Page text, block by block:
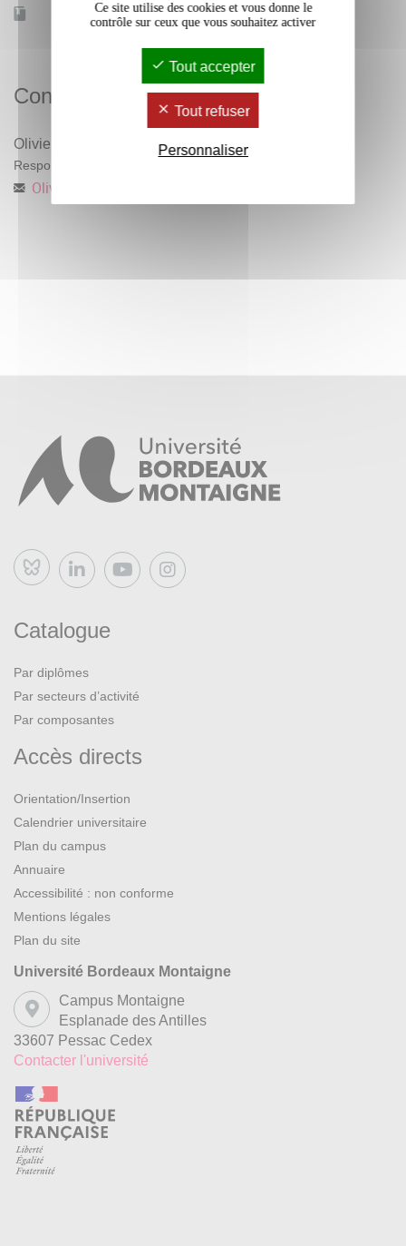
Accessible à distance Oui
Contacts
Olivier Devillers
Responsable pédagogique
Olivier.Devillers
Bluesky
Catalogue
Par diplômes
Par secteurs d’activité
Par composantes
Accès directs
Orientation/Insertion
Calendrier universitaire
Plan du campus
Annuaire
Accessibilité : non conforme
Mentions légales
Plan du site
Université Bordeaux Montaigne
Campus Montaigne
Esplanade des Antilles
33607 Pessac Cedex
Contacter l'université
Ce site utilise des cookies et vous donne le
contrôle sur ceux que vous souhaitez activer
Tout accepter
Tout refuser
Personnaliser